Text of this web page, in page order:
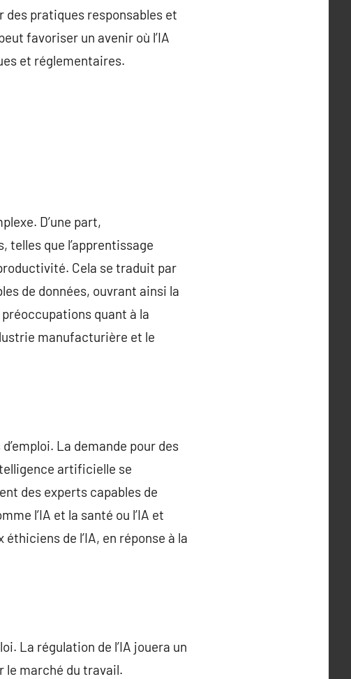
des pratiques responsables et
favoriser un avenir où l’IA
et réglementaires.
D’une part,
que l’apprentissage
Cela se traduit par
de données, ouvrant ainsi la
quant à la
manufacturière et le
La demande pour des
artificielle se
des experts capables de
l’IA et la santé ou l’IA et
de l’IA, en réponse à la
La régulation de l’IA jouera un
le marché du travail.